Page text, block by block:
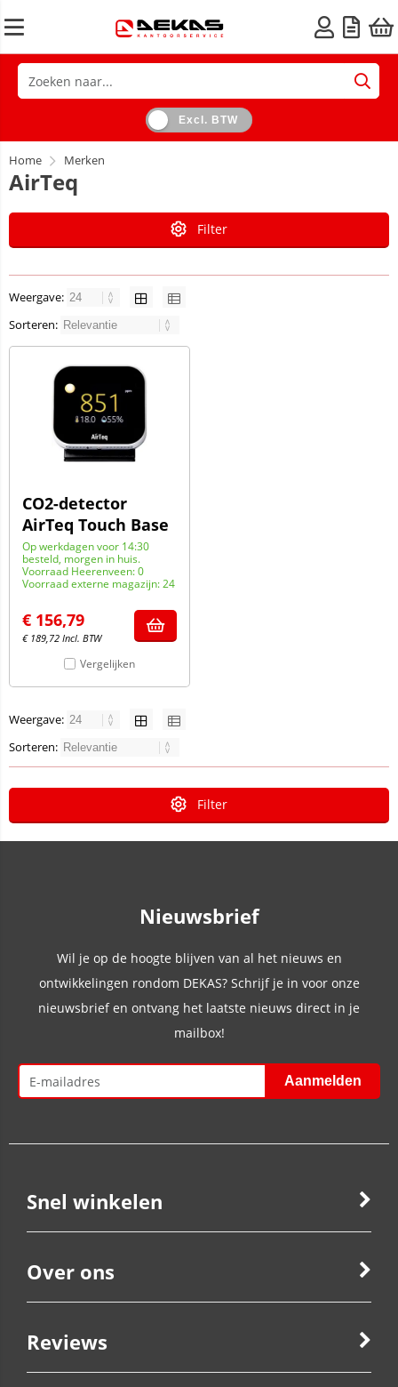
Excl. BTW
Home Merken
AirTeq
Filter
Weergave:
Sorteren:
CO2-detector
AirTeq Touch Base
Op werkdagen voor 14:30
besteld, morgen in huis.
Voorraad Heerenveen: 0
Voorraad externe magazijn: 24
€ 156,79
€ 189,72 Incl. BTW
Vergelijken
Weergave:
Sorteren:
Filter
Nieuwsbrief
Wil je op de hoogte blijven van al het nieuws en
ontwikkelingen rondom DEKAS? Schrijf je in voor onze
nieuwsbrief en ontvang het laatste nieuws direct in je
mailbox!
Snel winkelen
Over ons
Reviews